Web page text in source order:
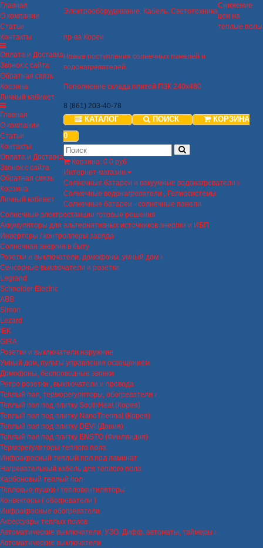
Главная
О компании
Статьи
Контакты
Оплата и Доставка
Звонок с сайта
Обратная связь
Корзина
Личный кабинет
Главная
О компании
Статьи
Контакты
Оплата и Доставка
Звонок с сайта
Обратная связь
Корзина
Личный кабинет
Электрооборудование. Кабель. Светотехника
Снижение
цен на
теплые полы
пр-ва Кореи
Новые поступления солнечных панелей и
водонагревателей.
Пополнение склада плитой ПЗК 240х480
8 (861) 203-40-78
КАТАЛОГ ПОИСК
КОРЗИНА
0
Корзина: 0 0 руб
Интернет-магазин
Солнечные батареи и вакуумные водонагреватели
Солнечные водонагреватели , Гелиосистемы
Солнечные батареи - солнечные панели
Солнечные электростанции готовые решения
Аккумуляторы для альтернативных источников энергии и ИБП
Инверторы / контроллеры заряда
Солнечная энергия в быту
Розетки и выключатели, домофоны, умный дом
Сенсорные выключатели и розетки
Legrand
Schneider Electric
ABB
Simon
Lezard
IEK
GIRA
Розетки и выключатели наружние
Умный дом, пульты управления освещением
Домофоны, беспроводные звонки
Ретро розетки , выключатели и провода
Теплый пол, терморегуляторы, обогреватели
Теплый пол под плитку SouthHeat (Корея)
Теплый пол под плитку NanoThermal (Корея)
Теплый пол под плитку DEVI (Дания)
Теплый пол под плитку ENSTO (Финляндия)
Терморегуляторы теплого пола
Инфракрасный теплый пол под ламинат
Нагревательный кабель для теплого пола
Карбоновый теплый пол
Тепловые пушки / тепловентиляторы
Конвекторы ( обогреватели )
Инфракрасные обогреватели
Аксессуары теплых полов
Автоматические выключатели, УЗО, Дифф. автоматы, таймеры
Автоматические выключатели